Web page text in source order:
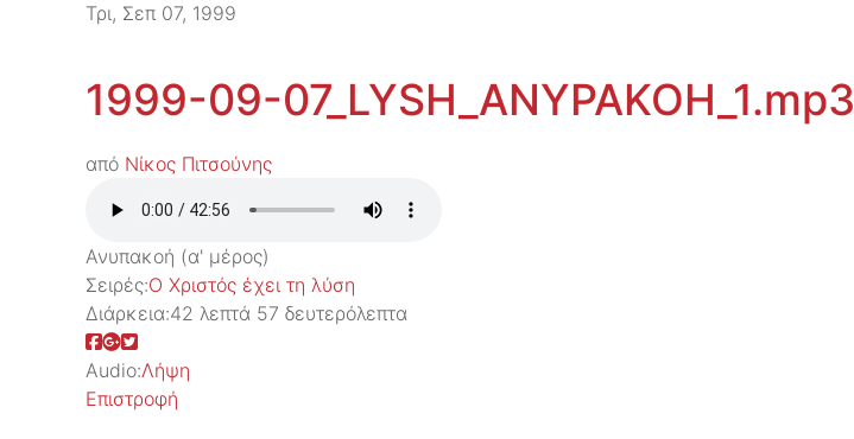
Τρι, Σεπ 07, 1999
1999-09-07_LYSH_ANYPAKOH_1.mp3
από Νίκος Πιτσούνης
Ανυπακοή (α' μέρος)
Σειρές:Ο Χριστός έχει τη λύση
Διάρκεια:42 λεπτά 57 δευτερόλεπτα
Audio:Λήψη
Επιστροφή